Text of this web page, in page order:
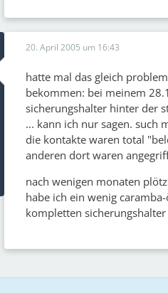
20. April 2005 um 16:43
hatte mal das gleich
bekommen: bei meinem
sicherungshalter hinter der
... kann ich nur sagen. such
die kontakte waren total
anderen dort waren
nach wenigen monaten
habe ich ein wenig
kompletten